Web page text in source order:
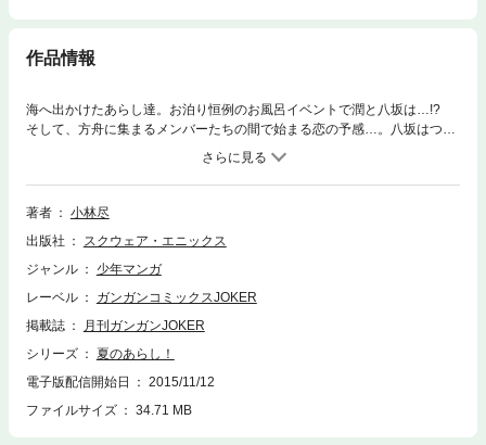
作品情報
海へ出かけたあらし達。お泊り恒例のお風呂イベントで潤と八坂は…!?
そして、方舟に集まるメンバーたちの間で始まる恋の予感…。八坂はつい
に、あらしにその思いを伝える時が――…!?(C)2008-2009 Jin Kobayashi
著者
小林尽
出版社
スクウェア・エニックス
ジャンル
少年マンガ
レーベル
ガンガンコミックスJOKER
掲載誌
月刊ガンガンJOKER
シリーズ
夏のあらし！
電子版配信開始日
2015/11/12
ファイルサイズ
34.71 MB